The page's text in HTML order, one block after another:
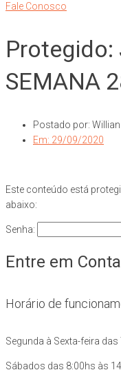
Fale Conosco
Protegido:
SEMANA
Postado por:
Em: 29/09/2020
Este conteúdo está
abaixo:
Senha:
Entre em
Horário de
Segunda à Sexta-feira
Sábados das 8:00hs às